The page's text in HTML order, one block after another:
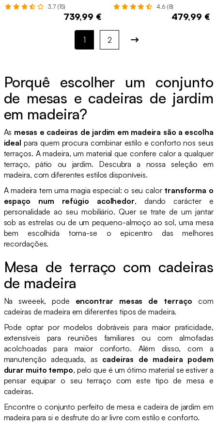
3.7 (15)
739,99 €
4.6 (8)
479,99 €
1 2
Porquê escolher um conjunto
de mesas e cadeiras de jardim
em madeira?
As mesas e cadeiras de jardim em madeira são a escolha
ideal para quem procura combinar estilo e conforto nos seus
terraços. A madeira, um material que confere calor a qualquer
terraço, pátio ou jardim. Descubra a nossa seleção em
madeira, com diferentes estilos disponíveis.
A madeira tem uma magia especial: o seu calor transforma o
espaço num refúgio acolhedor, dando carácter e
personalidade ao seu mobiliário. Quer se trate de um jantar
sob as estrelas ou de um pequeno-almoço ao sol, uma mesa
bem escolhida torna-se o epicentro das melhores
recordações.
Mesa de terraço com cadeiras
de madeira
Na sweeek, pode encontrar mesas de terraço com
cadeiras de madeira em diferentes tipos de madeira.
Pode optar por modelos dobráveis para maior praticidade,
extensíveis para reuniões familiares ou com almofadas
acolchoadas para maior conforto. Além disso, com a
manutenção adequada, as cadeiras de madeira podem
durar muito tempo, pelo que é um ótimo material se estiver a
pensar equipar o seu terraço com este tipo de mesa e
cadeiras.
Encontre o conjunto perfeito de mesa e cadeira de jardim em
madeira para si e desfrute do ar livre com estilo e conforto.